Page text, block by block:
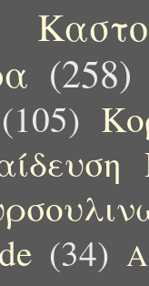
(258)
(105)
(34)